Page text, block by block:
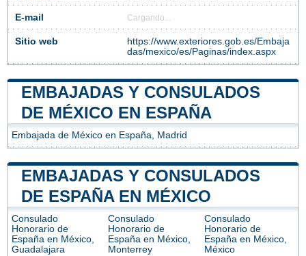
E-mail Cargando...
Sitio web
https://www.exteriores.gob.es/Embaja
das/mexico/es/Paginas/index.aspx
EMBAJADAS Y CONSULADOS
DE MÉXICO EN ESPAÑA
Embajada de México en España, Madrid
EMBAJADAS Y CONSULADOS
DE ESPAÑA EN MÉXICO
Consulado
Honorario de
España en México,
Guadalajara
Consulado
Honorario de
España en México,
Monterrey
Consulado
Honorario de
España en México,
México